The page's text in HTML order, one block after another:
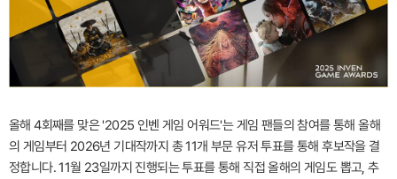
올해 4회째를 맞은 '2025 인벤 게임 어워드'는 게임 팬들의 참여를 통해 올해
의 게임부터 2026년 기대작까지 총 11개 부문 유저 투표를 통해 후보작을 결
정합니다. 11월 23일까지 진행되는 투표를 통해 직접 올해의 게임도 뽑고, 추